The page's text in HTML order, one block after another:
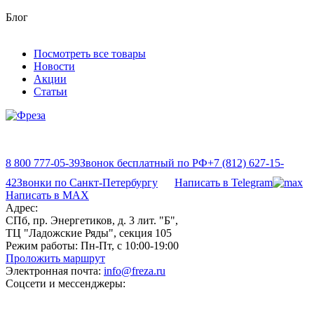
Блог
Посмотреть все товары
Новости
Акции
Статьи
8 800 777-05-39Звонок бесплатный по РФ+7 (812) 627-15-
42Звонки по Санкт-Петербургу
Написать в Telegram
Написать в MAX
Адрес:
СПб, пр. Энергетиков, д. 3 лит. "Б",
ТЦ "Ладожские Ряды", секция 105
Режим работы: Пн-Пт, с 10:00-19:00
Проложить маршрут
Электронная почта: info@freza.ru
Соцсети и мессенджеры: